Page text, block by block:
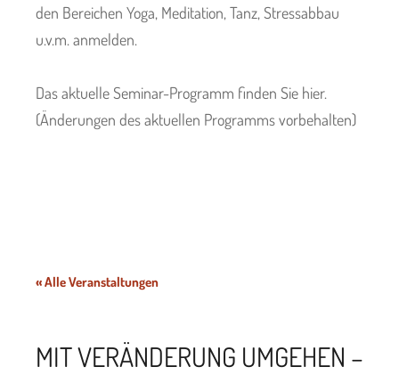
den Bereichen Yoga, Meditation, Tanz, Stressabbau
u.v.m. anmelden.
Das aktuelle Seminar-Programm finden Sie hier.
(Änderungen des aktuellen Programms vorbehalten)
« Alle Veranstaltungen
MIT VERÄNDERUNG UMGEHEN –